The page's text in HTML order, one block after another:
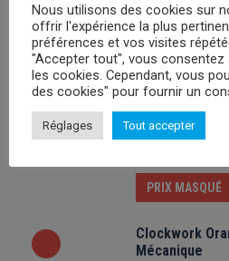
PRIX MASQUÉ
Batman Logo
PRIX MASQUÉ
Clockwork
Mécanique
Nous utilisons des cookies sur
offrir l'expérience la plus
préférences et vos visites
"Accepter tout", vous consentez
les cookies. Cependant, vous
des cookies" pour fournir un
Réglages Tout accepter